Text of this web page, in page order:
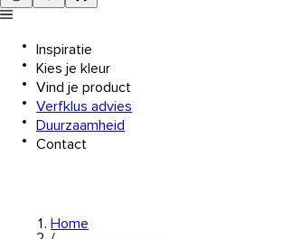
Inspiratie
Kies je kleur
Vind je product
Verfklus advies
Duurzaamheid
Contact
Home